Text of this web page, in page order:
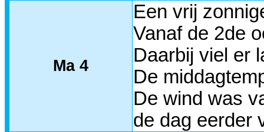
Ma 4
Een vrij
Vanaf de 2de
Daarbij viel er
De
De wind was
de dag eerder